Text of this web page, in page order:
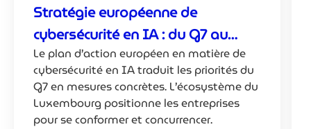
Stratégie européenne de
cybersécurité en IA : du G7 au
Luxembourg
Le plan d’action européen en matière de
cybersécurité en IA traduit les priorités du
G7 en mesures concrètes. L’écosystème du
Luxembourg positionne les entreprises
pour se conformer et concurrencer.